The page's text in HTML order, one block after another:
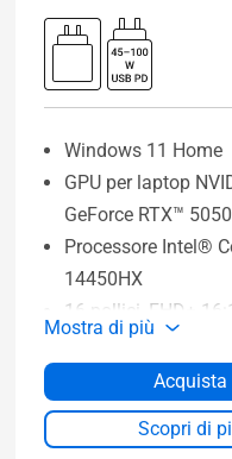
Windows 11 Home
GPU per laptop
GeForce RTX™ 5050
Processore Intel®
14450HX
16 pollici, FHD+
1200, WUXGA),
aggiornamento: 144
16 GB DDR5-5600
1 TB SSD PCIe®
Mostra di più
Acquista
Scopri di